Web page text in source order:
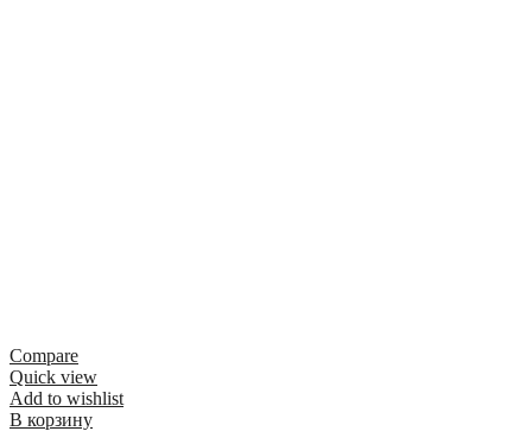
Compare
Quick view
Add to wishlist
В корзину